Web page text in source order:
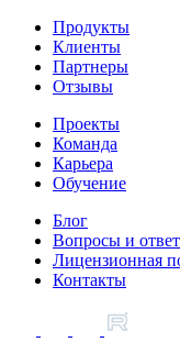
Продукты
Клиенты
Партнеры
Отзывы
Проекты
Команда
Карьера
Обучение
Блог
Вопросы и
Лицензионная
Контакты